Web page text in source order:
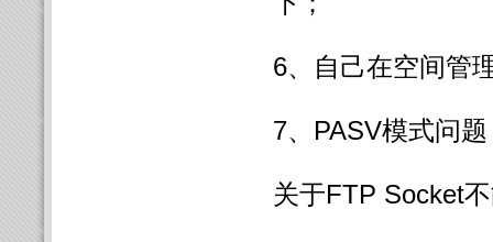
6、自己在空间管
7、PASV模式问题
关于FTP Socket